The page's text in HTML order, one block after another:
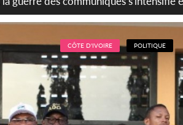
CÔTE D'IVOIRE POLITIQUE